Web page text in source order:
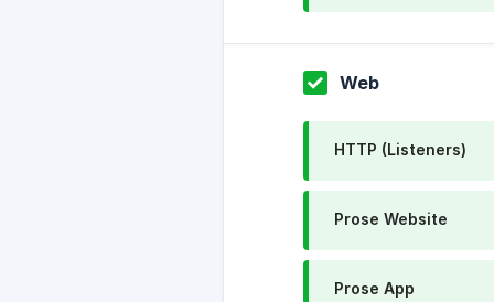
Web
HTTP (Listeners)
Prose Website
Prose App